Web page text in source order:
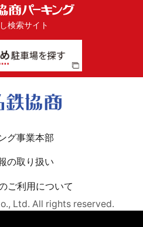
検索サイト
グ事業本部
の取り扱い
ご利用について
Ltd. All rights reserved.